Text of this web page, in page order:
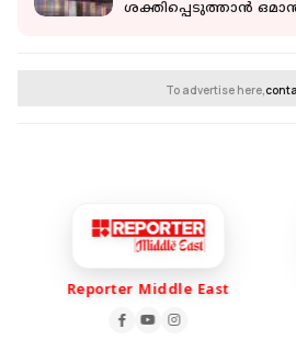
ശക്തിപ്പെടുത്താൻ
To advertise here,
Reporter Middle East